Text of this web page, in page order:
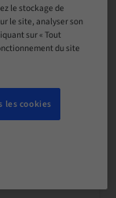
le stockage de
le site, analyser son
sur « Tout
du site
les cookies